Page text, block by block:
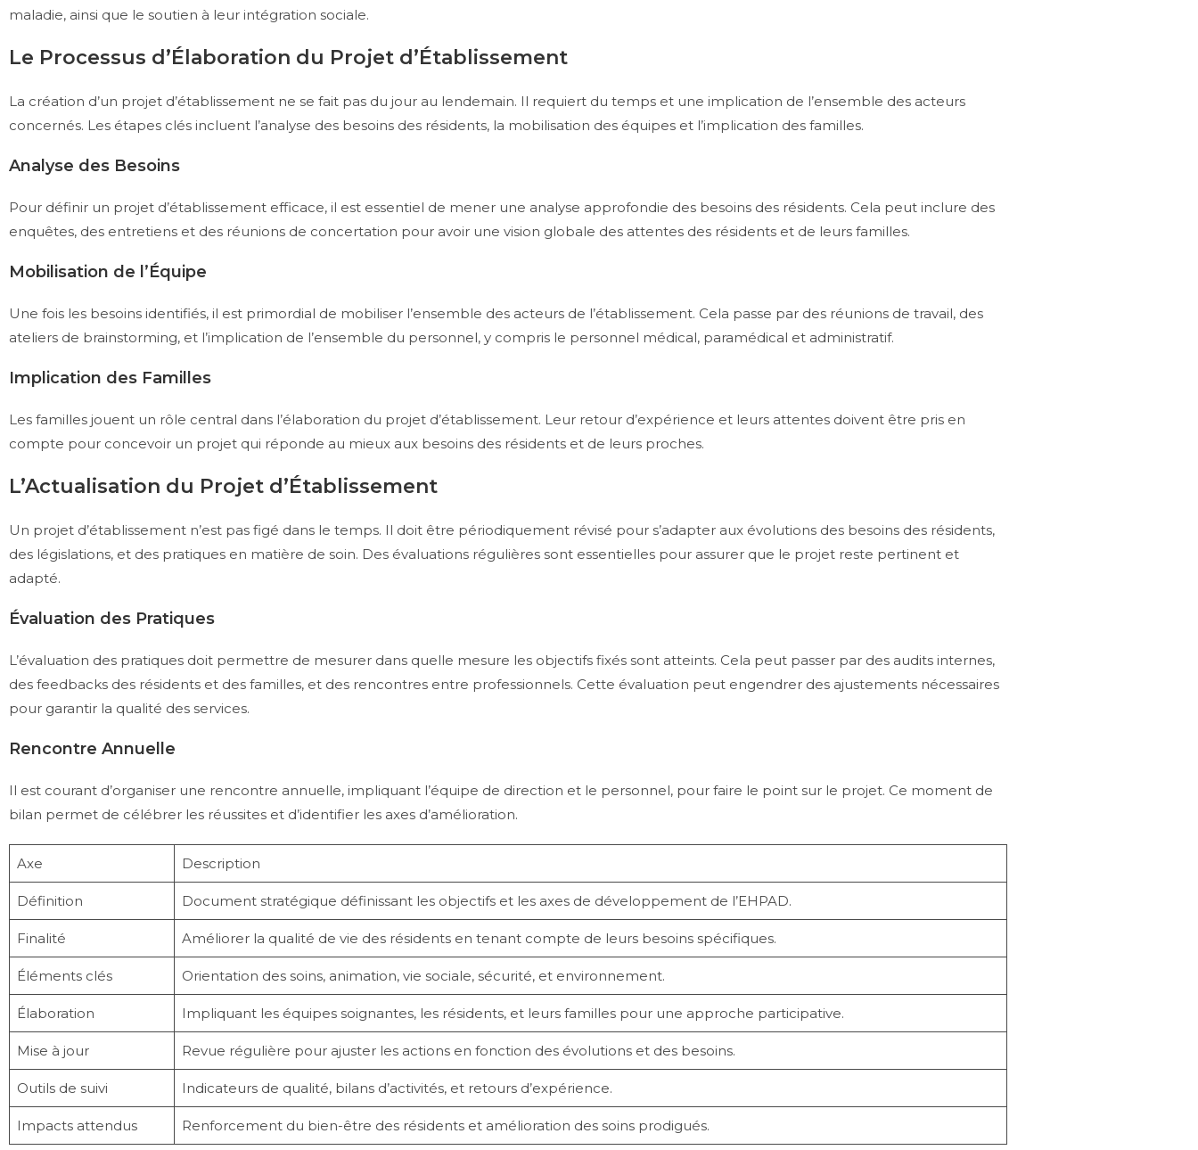
maladie, ainsi que le soutien à leur intégration sociale.
Le Processus d’Élaboration du Projet d’Établissement
La création d’un projet d’établissement ne se fait pas du jour au lendemain. Il requiert du temps et une implication de l’ensemble des acteurs
concernés. Les étapes clés incluent l’analyse des besoins des résidents, la mobilisation des équipes et l’implication des familles.
Analyse des Besoins
Pour définir un projet d’établissement efficace, il est essentiel de mener une analyse approfondie des besoins des résidents. Cela peut inclure des
enquêtes, des entretiens et des réunions de concertation pour avoir une vision globale des attentes des résidents et de leurs familles.
Mobilisation de l’Équipe
Une fois les besoins identifiés, il est primordial de mobiliser l’ensemble des acteurs de l’établissement. Cela passe par des réunions de travail, des
ateliers de brainstorming, et l’implication de l’ensemble du personnel, y compris le personnel médical, paramédical et administratif.
Implication des Familles
Les familles jouent un rôle central dans l’élaboration du projet d’établissement. Leur retour d’expérience et leurs attentes doivent être pris en
compte pour concevoir un projet qui réponde au mieux aux besoins des résidents et de leurs proches.
L’Actualisation du Projet d’Établissement
Un projet d’établissement n’est pas figé dans le temps. Il doit être périodiquement révisé pour s’adapter aux évolutions des besoins des résidents,
des législations, et des pratiques en matière de soin. Des évaluations régulières sont essentielles pour assurer que le projet reste pertinent et
adapté.
Évaluation des Pratiques
L’évaluation des pratiques doit permettre de mesurer dans quelle mesure les objectifs fixés sont atteints. Cela peut passer par des audits internes,
des feedbacks des résidents et des familles, et des rencontres entre professionnels. Cette évaluation peut engendrer des ajustements nécessaires
pour garantir la qualité des services.
Rencontre Annuelle
Il est courant d’organiser une rencontre annuelle, impliquant l’équipe de direction et le personnel, pour faire le point sur le projet. Ce moment de
bilan permet de célébrer les réussites et d’identifier les axes d’amélioration.
Axe Description
Définition Document stratégique définissant les objectifs et les axes de développement de l’EHPAD.
Finalité Améliorer la qualité de vie des résidents en tenant compte de leurs besoins spécifiques.
Éléments clés Orientation des soins, animation, vie sociale, sécurité, et environnement.
Élaboration Impliquant les équipes soignantes, les résidents, et leurs familles pour une approche participative.
Mise à jour Revue régulière pour ajuster les actions en fonction des évolutions et des besoins.
Outils de suivi Indicateurs de qualité, bilans d’activités, et retours d’expérience.
Impacts attendus Renforcement du bien-être des résidents et amélioration des soins prodigués.